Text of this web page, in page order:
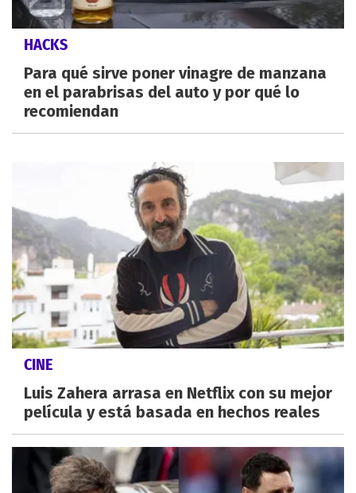
HACKS
Para qué sirve poner vinagre de manzana
en el parabrisas del auto y por qué lo
recomiendan
CINE
Luis Zahera arrasa en Netflix con su mejor
película y está basada en hechos reales